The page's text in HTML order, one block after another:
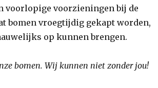
voorlopige voorzieningen bij de
bomen vroegtijdig gekapt worden,
op kunnen brengen.
bomen. Wij kunnen niet zonder jou!